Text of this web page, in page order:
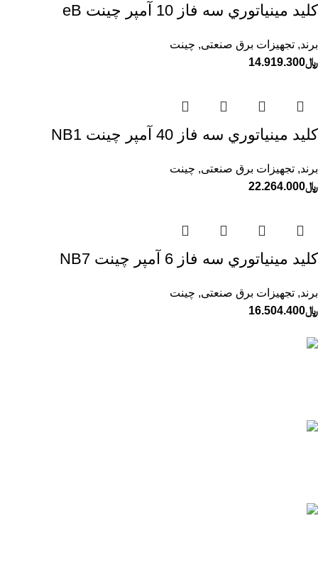
كليد مينياتوري سه فاز 10 آمپر چينت eB
برند, تجهیزات برق صنعتی, چینت
﷼14.919.300
كليد مينياتوري سه فاز 40 آمپر چينت NB1
برند, تجهیزات برق صنعتی, چینت
﷼22.264.000
كليد مينياتوري سه فاز 6 آمپر چينت NB7
برند, تجهیزات برق صنعتی, چینت
﷼16.504.400